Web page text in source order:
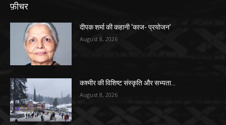
फ़ीचर
दीपक शर्मा की कहानी ‘काज- प्रयोजन’
August 8, 2026
कश्मीर की विशिष्ट संस्कृति और सभ्यता…
August 8, 2026